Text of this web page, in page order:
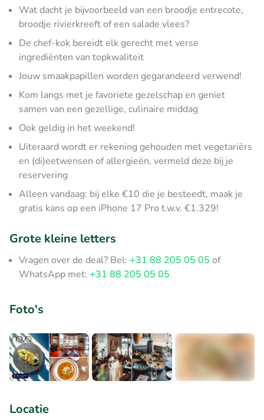
Wat dacht je bijvoorbeeld van een broodje entrecote,
broodje rivierkreeft of een salade vlees?
De chef-kok bereidt elk gerecht met verse
ingrediënten van topkwaliteit
Jouw smaakpapillen worden gegarandeerd verwend!
Kom langs met je favoriete gezelschap en geniet
samen van een gezellige, culinaire middag
Ook geldig in het weekend!
Uiteraard wordt er rekening gehouden met vegetariërs
en (di)eetwensen of allergieën, vermeld deze bij je
reservering
Alleen vandaag: bij elke €10 die je besteedt, maak je
gratis kans op een iPhone 17 Pro t.w.v. €1.329!
Grote kleine letters
Vragen over de deal? Bel: +31 88 205 05 05 of
WhatsApp met: +31 88 205 05 05
Foto's
Locatie